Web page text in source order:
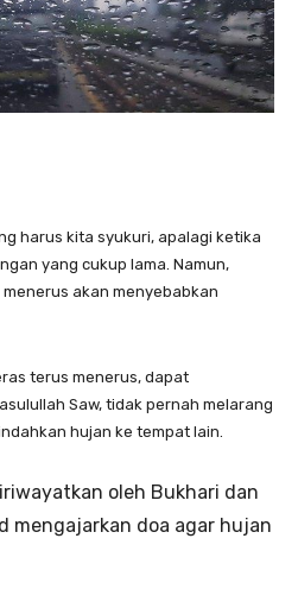
harus kita syukuri, apalagi ketika
yang cukup lama. Namun,
akan menyebabkan
terus menerus, dapat
Saw, tidak pernah melarang
hujan ke tempat lain.
oleh Bukhari dan
mengajarkan doa agar hujan